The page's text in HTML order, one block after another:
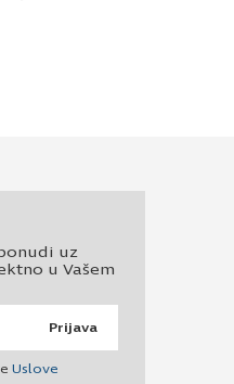
uz
u Vašem
Prijava
Uslove